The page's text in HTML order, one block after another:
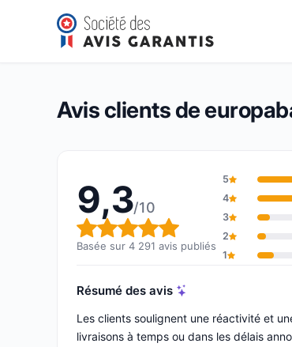
europaband.fr
Note globale : 9,3 sur 10
9,3/10(4 291 avis)
Avis clients de
9,3/10
Note globale : 9,3 sur
Basée sur 4 291 avis publiés
5
4
3
2
1
Résumé des avis
Les clients soulignent une réactivité et
livraisons à temps ou dans les délais